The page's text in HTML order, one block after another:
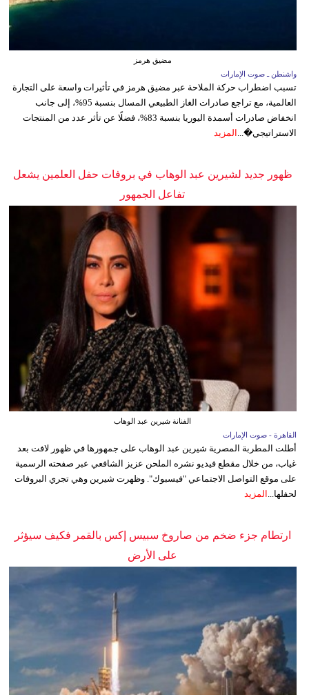
مضيق هرمز
واشنطن ـ صوت الإمارات
تسبب اضطراب حركة الملاحة عبر مضيق هرمز في تأثيرات واسعة على التجارة
العالمية، مع تراجع صادرات الغاز الطبيعي المسال بنسبة 95%، إلى جانب
انخفاض صادرات أسمدة اليوريا بنسبة 83%، فضلًا عن تأثر عدد من المنتجات
الاستراتيجي�... المزيد
ظهور جديد لشيرين عبد الوهاب في بروفات حفل العلمين يشعل
تفاعل الجمهور
الفنانة شيرين عبد الوهاب
القاهرة - صوت الإمارات
أطلت المطربة المصرية شيرين عبد الوهاب على جمهورها في ظهور لافت بعد
غياب، من خلال مقطع فيديو نشره الملحن عزيز الشافعي عبر صفحته الرسمية
على موقع التواصل الاجتماعي "فيسبوك". وظهرت شيرين وهي تجري البروفات
لحفلها... المزيد
ارتطام جزء ضخم من صاروخ سبيس إكس بالقمر فكيف سيؤثر
على الأرض